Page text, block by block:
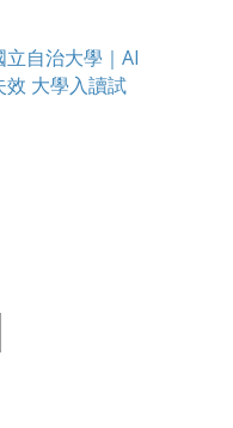
立自治大學｜AI
效 大學入讀試